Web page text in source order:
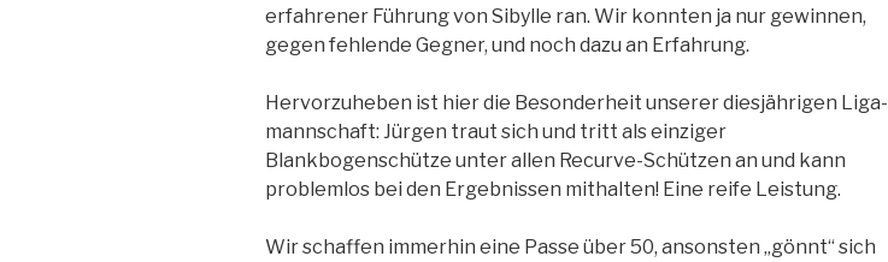
erfahrener Führung von Sibylle ran. Wir konnten ja nur gewinnen,
gegen fehlende Gegner, und noch dazu an Erfahrung.
Hervorzuheben ist hier die Besonderheit unserer diesjährigen Liga-
mannschaft: Jürgen traut sich und tritt als einziger
Blankbogenschütze unter allen Recurve-Schützen an und kann
problemlos bei den Ergebnissen mithalten! Eine reife Leistung.
Wir schaffen immerhin eine Passe über 50, ansonsten „gönnt“ sich